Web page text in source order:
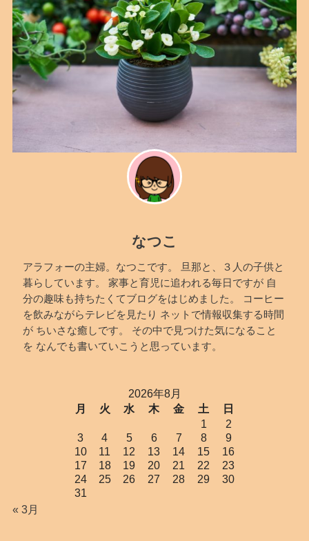
なつこ
アラフォーの主婦。なつこです。 旦那と、３人の子供と
暮らしています。 家事と育児に追われる毎日ですが 自
分の趣味も持ちたくてブログをはじめました。 コーヒー
を飲みながらテレビを見たり ネットで情報収集する時間
が ちいさな癒しです。 その中で見つけた気になること
を なんでも書いていこうと思っています。
2026年8月
月
火 水 木 金 土
日
1
2
3
4 5 6 7 8
9
10
11 12 13 14 15
16
17
18 19 20 21 22
23
24
25 26 27 28 29
30
31
« 3月